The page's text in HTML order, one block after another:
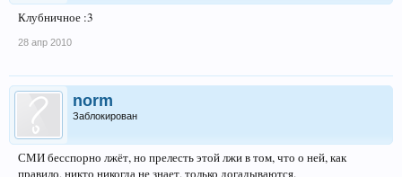
Клубничное :3
28 апр 2010
norm
Заблокирован
СМИ бесспорно лжёт, но прелесть этой лжи в том, что о ней, как
правило, никто никогда не знает, только догадываются.